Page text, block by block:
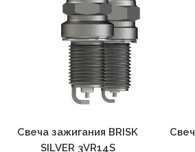
SILVER 3VR14S